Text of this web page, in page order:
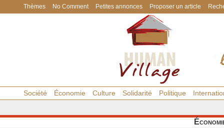
Thèmes No Comment Petites annonces Proposer un article
Société Économie Culture Solidarité Politique